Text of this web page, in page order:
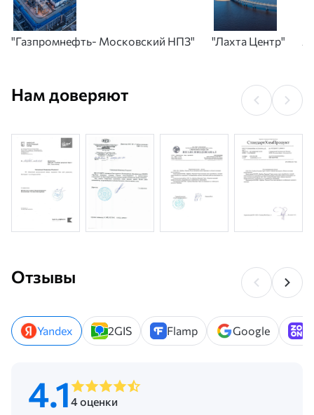
"Газпромнефть- Московский НПЗ" "Лахта Центр"
Нам доверяют
Отзывы
Yandex 2GIS Flamp Google
4.1 4 оценки